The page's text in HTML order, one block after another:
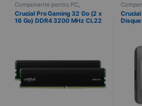
Componente pentru PC
Informatică Memorie PC
Crucial Pro Gaming 32 Go (2 x
16 Go) DDR4 3200 MHz CL22
Crucial